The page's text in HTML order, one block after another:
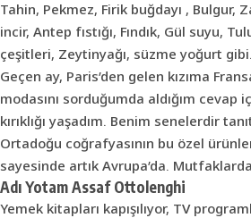
Tahin, Pekmez, Firik buğdayı , Bulgur,
incir, Antep fıstığı, Fındık, Gül suyu,
çeşitleri, Zeytinyağı, süzme yoğurt gibi…
Geçen ay, Paris’den gelen kızıma
modasını sorduğumda aldığım cevap
kırıklığı yaşadım. Benim senelerdir
Ortadoğu coğrafyasının bu özel
sayesinde artık Avrupa’da. Mutfaklarda
Adı Yotam Assaf Ottolenghi
Yemek kitapları kapışılıyor, TV